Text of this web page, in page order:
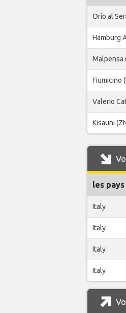
Orio al
Hamburg
Malpensa
Fiumicino
Valerio
Kisauni
les pays
Italy
Italy
Italy
Italy